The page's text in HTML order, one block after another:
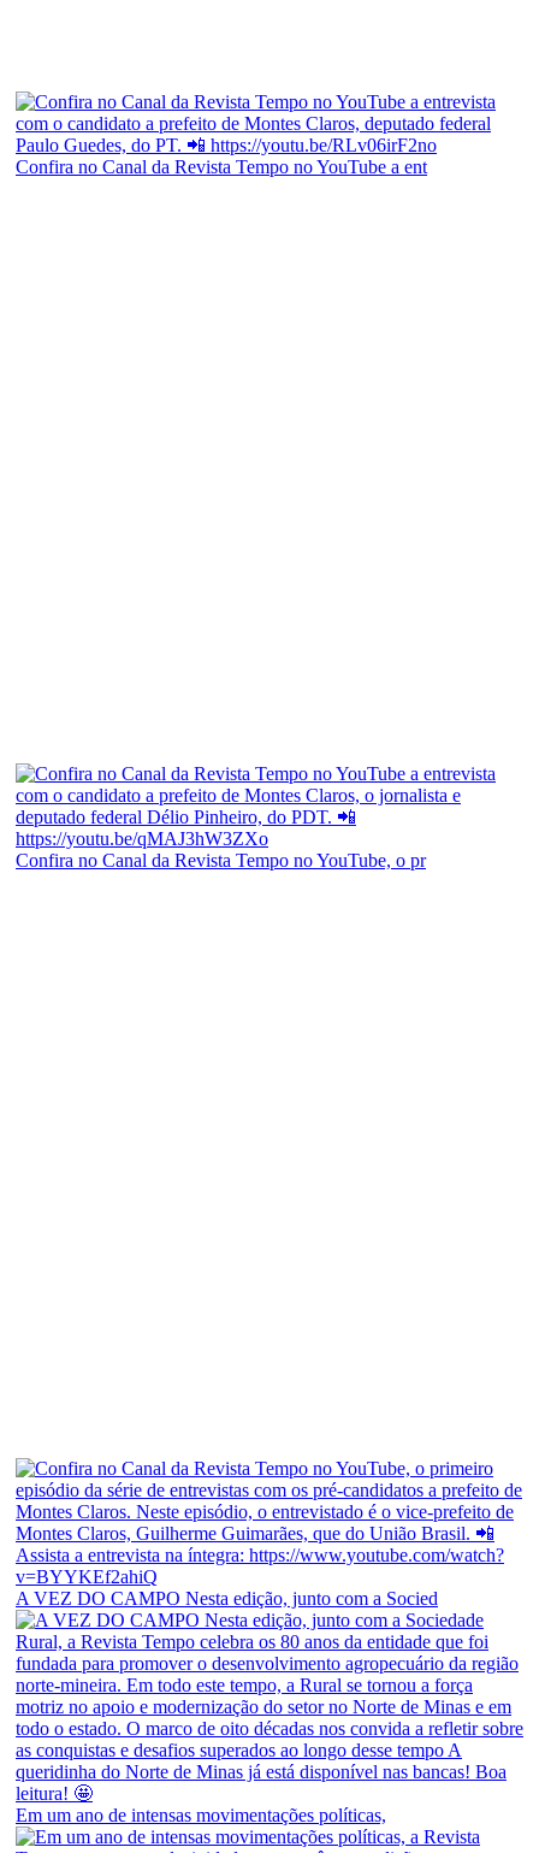
Confira no Canal da Revista Tempo no YouTube a ent
Confira no Canal da Revista Tempo no YouTube, o pr
A VEZ DO CAMPO Nesta edição, junto com a Socied
Em um ano de intensas movimentações políticas,